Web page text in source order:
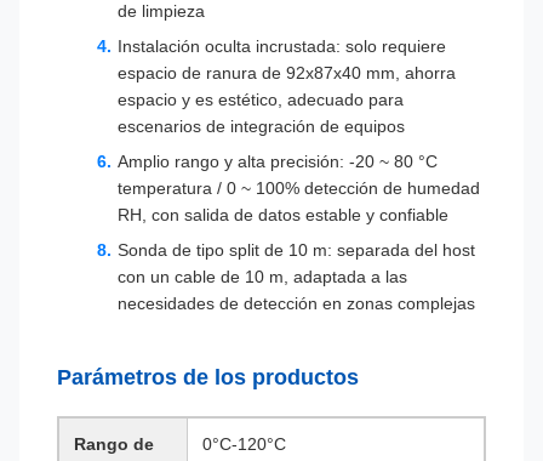
de limpieza
Instalación oculta incrustada: solo requiere
espacio de ranura de 92x87x40 mm, ahorra
espacio y es estético, adecuado para
escenarios de integración de equipos
Amplio rango y alta precisión: -20 ~ 80 °C
temperatura / 0 ~ 100% detección de humedad
RH, con salida de datos estable y confiable
Sonda de tipo split de 10 m: separada del host
con un cable de 10 m, adaptada a las
necesidades de detección en zonas complejas
Parámetros de los productos
Rango de 0°C-120°C